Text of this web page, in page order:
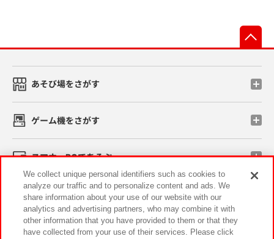
あそび場をさがす
ゲーム機をさがす
スマホ・PCであそぶ
イベント・キャンペーン
We collect unique personal identifiers such as cookies to
analyze our traffic and to personalize content and ads. We
share information about your use of our website with our
analytics and advertising partners, who may combine it with
other information that you have provided to them or that they
have collected from your use of their services. Please click